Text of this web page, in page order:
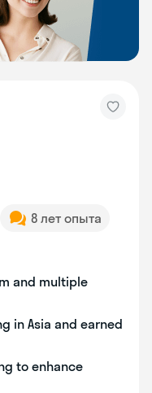
8 лет опыта
and multiple
in Asia and earned
to enhance